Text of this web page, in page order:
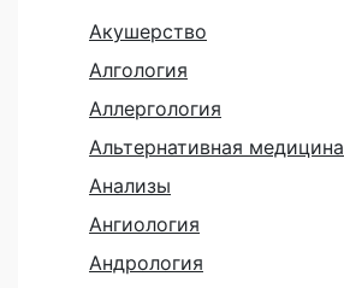
Акушерство
Алгология
Аллергология
Альтернативная медицина
Анализы
Ангиология
Андрология